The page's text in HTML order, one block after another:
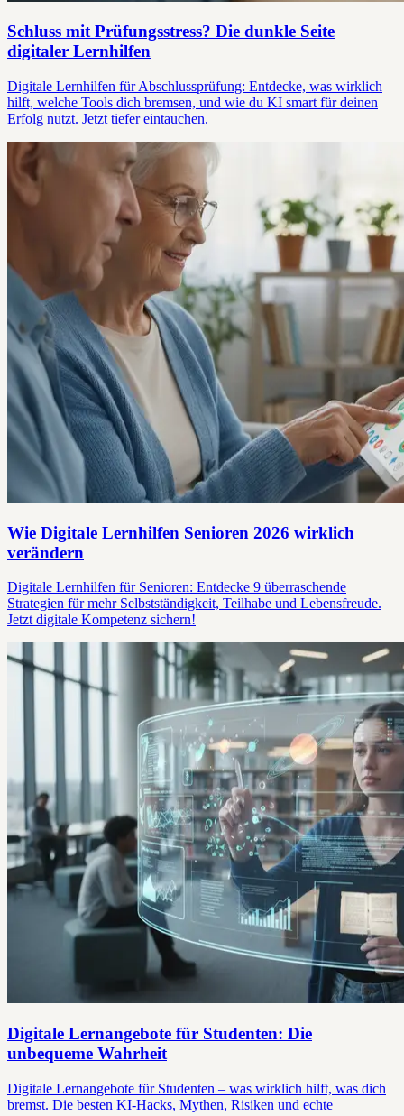
Schluss mit Prüfungsstress? Die dunkle Seite
digitaler Lernhilfen
Digitale Lernhilfen für Abschlussprüfung: Entdecke, was wirklich
hilft, welche Tools dich bremsen, und wie du KI smart für deinen
Erfolg nutzt. Jetzt tiefer eintauchen.
Wie Digitale Lernhilfen Senioren 2026 wirklich
verändern
Digitale Lernhilfen für Senioren: Entdecke 9 überraschende
Strategien für mehr Selbstständigkeit, Teilhabe und Lebensfreude.
Jetzt digitale Kompetenz sichern!
Digitale Lernangebote für Studenten: Die
unbequeme Wahrheit
Digitale Lernangebote für Studenten – was wirklich hilft, was dich
bremst. Die besten KI-Hacks, Mythen, Risiken und echte